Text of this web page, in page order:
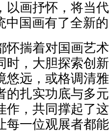
以画抒怀，将当
中国画有了全新
怀揣着对国画艺
时，大胆探索创
悠远，或格调清
的扎实功底与多
作，共同撑起了
每一位观展者都